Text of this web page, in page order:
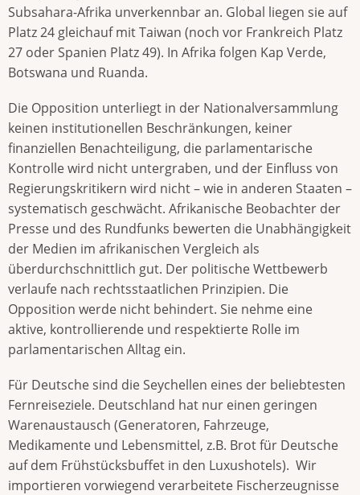
Subsahara-Afrika unverkennbar an. Global liegen sie auf
Platz 24 gleichauf mit Taiwan (noch vor Frankreich Platz
27 oder Spanien Platz 49). In Afrika folgen Kap Verde,
Botswana und Ruanda.
Die Opposition unterliegt in der Nationalversammlung
keinen institutionellen Beschränkungen, keiner
finanziellen Benachteiligung, die parlamentarische
Kontrolle wird nicht untergraben, und der Einfluss von
Regierungskritikern wird nicht – wie in anderen Staaten –
systematisch geschwächt. Afrikanische Beobachter der
Presse und des Rundfunks bewerten die Unabhängigkeit
der Medien im afrikanischen Vergleich als
überdurchschnittlich gut. Der politische Wettbewerb
verlaufe nach rechtsstaatlichen Prinzipien. Die
Opposition werde nicht behindert. Sie nehme eine
aktive, kontrollierende und respektierte Rolle im
parlamentarischen Alltag ein.
Für Deutsche sind die Seychellen eines der beliebtesten
Fernreiseziele. Deutschland hat nur einen geringen
Warenaustausch (Generatoren, Fahrzeuge,
Medikamente und Lebensmittel, z.B. Brot für Deutsche
auf dem Frühstücksbuffet in den Luxushotels). Wir
importieren vorwiegend verarbeitete Fischerzeugnisse